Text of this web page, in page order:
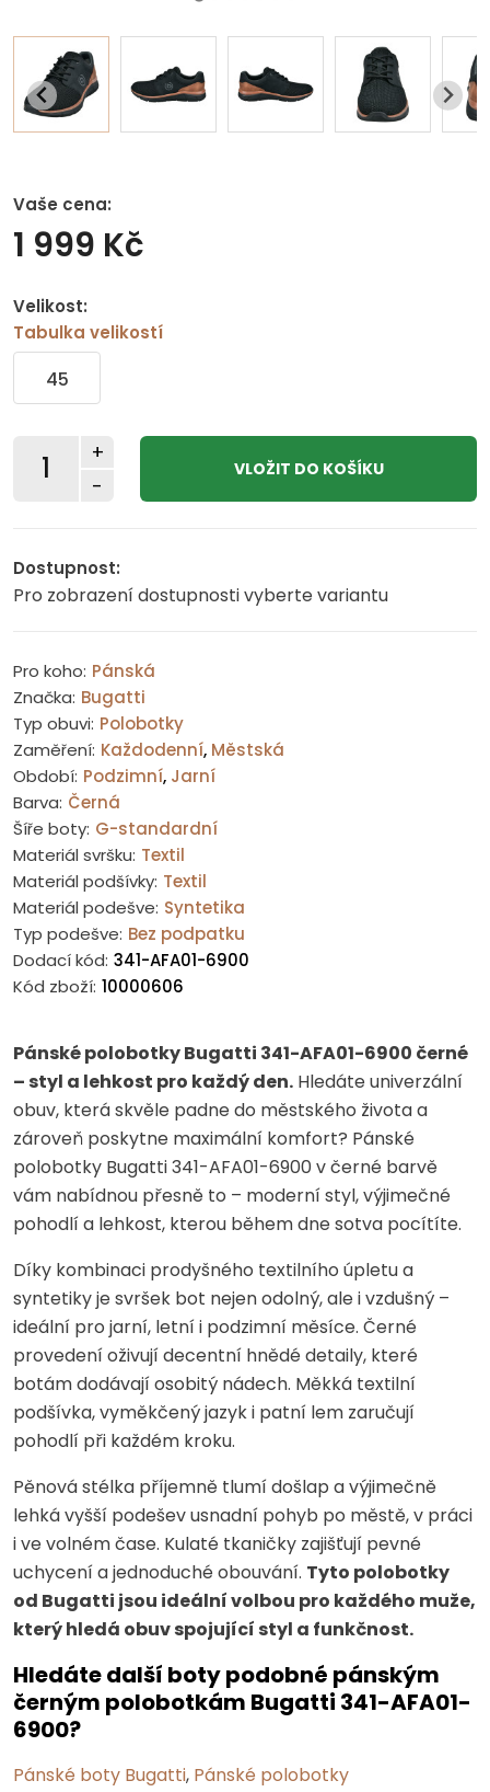
Vaše cena:
1 999 Kč
Velikost:
Tabulka velikostí
45
-
+
Dostupnost:
Pro zobrazení dostupnosti vyberte variantu
Pro koho: Pánská
Značka: Bugatti
Typ obuvi: Polobotky
Zaměření: Každodenní, Městská
Období: Podzimní, Jarní
Barva: Černá
Šíře boty: G-standardní
Materiál svršku: Textil
Materiál podšívky: Textil
Materiál podešve: Syntetika
Typ podešve: Bez podpatku
Dodací kód: 341-AFA01-6900
Kód zboží: 10000606
Pánské polobotky Bugatti 341-AFA01-6900 černé
– styl a lehkost pro každý den. Hledáte univerzální
obuv, která skvěle padne do městského života a
zároveň poskytne maximální komfort? Pánské
polobotky Bugatti 341-AFA01-6900 v černé barvě
vám nabídnou přesně to – moderní styl, výjimečné
pohodlí a lehkost, kterou během dne sotva pocítíte.
Díky kombinaci prodyšného textilního úpletu a
syntetiky je svršek bot nejen odolný, ale i vzdušný –
ideální pro jarní, letní i podzimní měsíce. Černé
provedení oživují decentní hnědé detaily, které
botám dodávají osobitý nádech. Měkká textilní
podšívka, vyměkčený jazyk i patní lem zaručují
pohodlí při každém kroku.
Pěnová stélka příjemně tlumí došlap a výjimečně
lehká vyšší podešev usnadní pohyb po městě, v práci
i ve volném čase. Kulaté tkaničky zajišťují pevné
uchycení a jednoduché obouvání. Tyto polobotky
od Bugatti jsou ideální volbou pro každého muže,
který hledá obuv spojující styl a funkčnost.
Hledáte další boty podobné pánským
černým polobotkám Bugatti 341-AFA01-
6900?
Pánské boty Bugatti, Pánské polobotky